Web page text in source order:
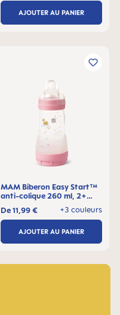
AJOUTER AU PANIER
MAM Biberon Easy Start™
anti-colique 260 ml, 2+
+3 couleurs
De11,99 €
AJOUTER AU PANIER